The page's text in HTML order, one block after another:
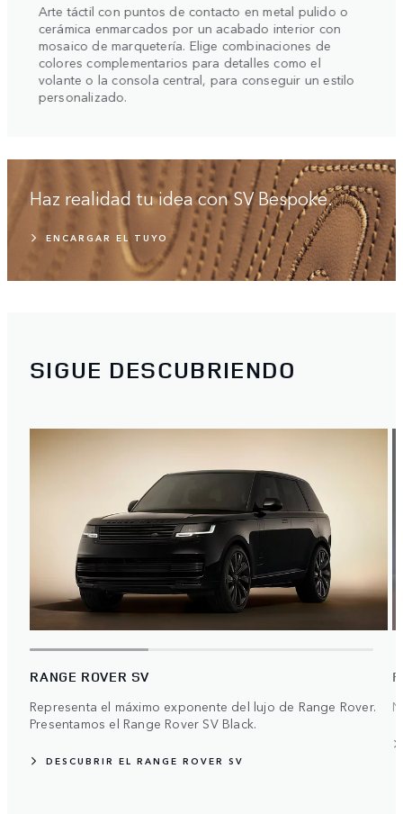
Arte táctil con puntos de contacto en metal pulido o
cerámica enmarcados por un acabado interior con
mosaico de marquetería. Elige combinaciones de
colores complementarios para detalles como el
volante o la consola central, para conseguir un estilo
personalizado.
Haz realidad tu idea con SV Bespoke.
ENCARGAR EL TUYO
SIGUE DESCUBRIENDO
RANGE ROVER SV
Representa el máximo exponente del lujo de Range Rover.
Presentamos el Range Rover SV Black.
DESCUBRIR EL RANGE ROVER SV